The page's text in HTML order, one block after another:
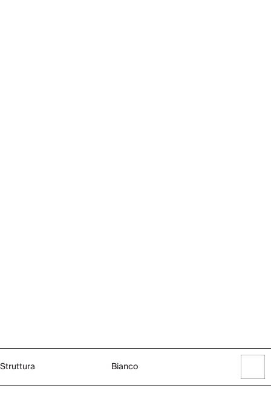
Struttura Bianco